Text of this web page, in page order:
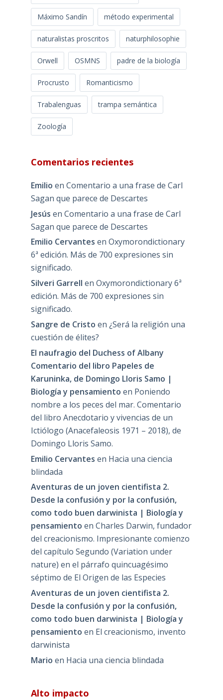
Máximo Sandín método experimental
naturalistas proscritos naturphilosophie
Orwell OSMNS padre de la biología
Procrusto Romanticismo
Trabalenguas trampa semántica
Zoología
Comentarios recientes
Emilio en Comentario a una frase de Carl
Sagan que parece de Descartes
Jesús en Comentario a una frase de Carl
Sagan que parece de Descartes
Emilio Cervantes en Oxymorondictionary
6ª edición. Más de 700 expresiones sin
significado.
Silveri Garrell en Oxymorondictionary 6ª
edición. Más de 700 expresiones sin
significado.
Sangre de Cristo en ¿Será la religión una
cuestión de élites?
El naufragio del Duchess of Albany
Comentario del libro Papeles de
Karuninka, de Domingo Lloris Samo |
Biología y pensamiento en Poniendo
nombre a los peces del mar. Comentario
del libro Anecdotario y vivencias de un
Ictiólogo (Anacefaleosis 1971 – 2018), de
Domingo Lloris Samo.
Emilio Cervantes en Hacia una ciencia
blindada
Aventuras de un joven cientifista 2.
Desde la confusión y por la confusión,
como todo buen darwinista | Biología y
pensamiento en Charles Darwin, fundador
del creacionismo. Impresionante comienzo
del capítulo Segundo (Variation under
nature) en el párrafo quincuagésimo
séptimo de El Origen de las Especies
Aventuras de un joven cientifista 2.
Desde la confusión y por la confusión,
como todo buen darwinista | Biología y
pensamiento en El creacionismo, invento
darwinista
Mario en Hacia una ciencia blindada
Alto impacto